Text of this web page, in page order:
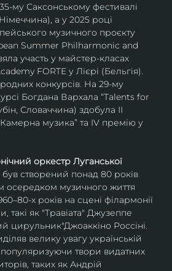
му Саксонському фестивалі
а у 2025 році
музичного проєкту
Summer Philharmonic and
участь у майстер-класах
FORTE у Лієрі (Бельгія).
конкурсів. На 29-му
Богдана Вархала “Talents for
Словаччина) здобула ІІ
музика” та IV премію у
оркестр Луганської
був створений понад 80 років
осередком музичного життя
х років на сцені філармонії
такі як "Травіата" Джузеппе
цирульник"Джоаккіно Россіні.
велику увагу українській
популяризуючи твори видатних
таких як Андрій